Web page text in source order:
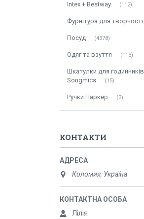
Intex + Bestway 112
Фурнітура для творчості
Посуд 4378
Одяг та взуття 113
Шкатулки для годинників
Songmics
15
Ручки Паркер 3
КОНТАКТИ
Коломия, Україна
Лілія